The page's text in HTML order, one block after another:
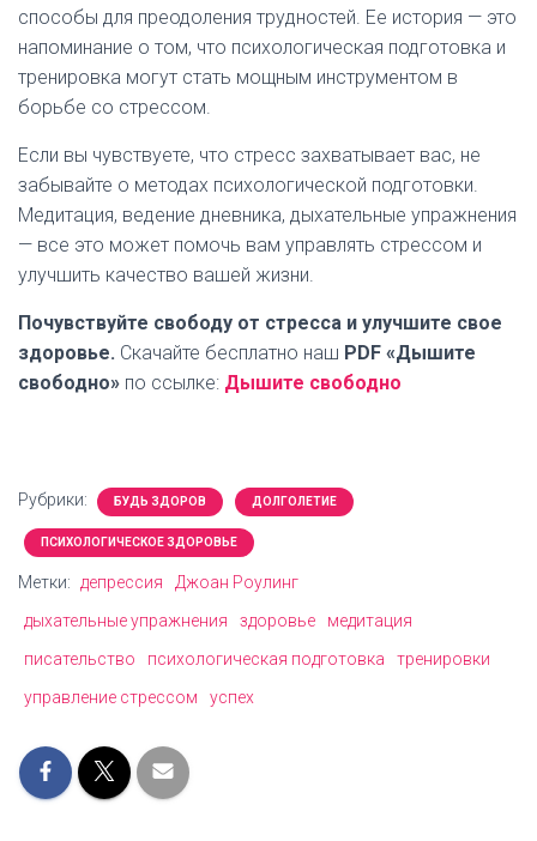
способы для преодоления трудностей. Ее история — это
напоминание о том, что психологическая подготовка и
тренировка могут стать мощным инструментом в
борьбе со стрессом.
Если вы чувствуете, что стресс захватывает вас, не
забывайте о методах психологической подготовки.
Медитация, ведение дневника, дыхательные упражнения
— все это может помочь вам управлять стрессом и
улучшить качество вашей жизни.
Почувствуйте свободу от стресса и улучшите свое
здоровье. Скачайте бесплатно наш PDF «Дышите
свободно» по ссылке: Дышите свободно
Рубрики: БУДЬ ЗДОРОВ ДОЛГОЛЕТИЕ
ПСИХОЛОГИЧЕСКОЕ ЗДОРОВЬЕ
Метки: депрессия
Джоан Роулинг
дыхательные упражнения
здоровье
медитация
писательство
психологическая подготовка
тренировки
управление стрессом
успех